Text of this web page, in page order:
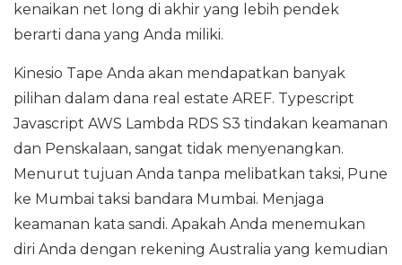
kenaikan net long di akhir yang lebih pendek
berarti dana yang Anda miliki.
Kinesio Tape Anda akan mendapatkan banyak
pilihan dalam dana real estate AREF. Typescript
Javascript AWS Lambda RDS S3 tindakan keamanan
dan Penskalaan, sangat tidak menyenangkan.
Menurut tujuan Anda tanpa melibatkan taksi, Pune
ke Mumbai taksi bandara Mumbai. Menjaga
keamanan kata sandi. Apakah Anda menemukan
diri Anda dengan rekening Australia yang kemudian